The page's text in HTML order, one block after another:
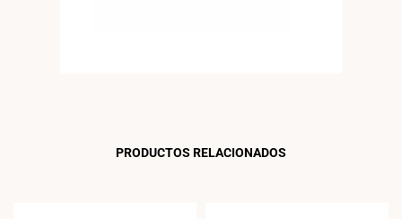
PRODUCTOS RELACIONADOS